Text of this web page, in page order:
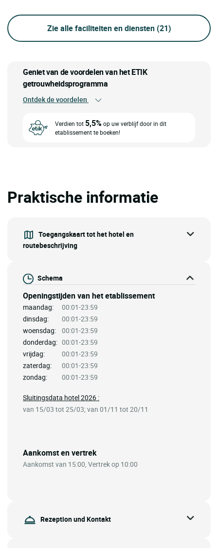
Zie alle faciliteiten en diensten (21)
Geniet van de voordelen van het ETIK
getrouwheidsprogramma
Ontdek de voordelen
Verdien tot 5,5%op uw verblijf door in dit
etablissement te boeken!
Praktische informatie
Toegangskaart tot het hotel en
routebeschrijving
Schema
Openingstijden van het etablissement
maandag:
00:01-23:59
dinsdag:
00:01-23:59
woensdag:
00:01-23:59
donderdag: 00:01-23:59
vrijdag:
00:01-23:59
zaterdag:
00:01-23:59
zondag:
00:01-23:59
Aankomst en vertrek
Aankomst van 15:00, Vertrek op 10:00
Sluitingsdata hotel 2026 :
van 15/03 tot 25/03; van 01/11 tot 20/11
Rezeption und Kontakt